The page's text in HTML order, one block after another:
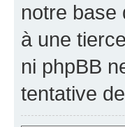
notre base
à une
ni phpBB
tentative